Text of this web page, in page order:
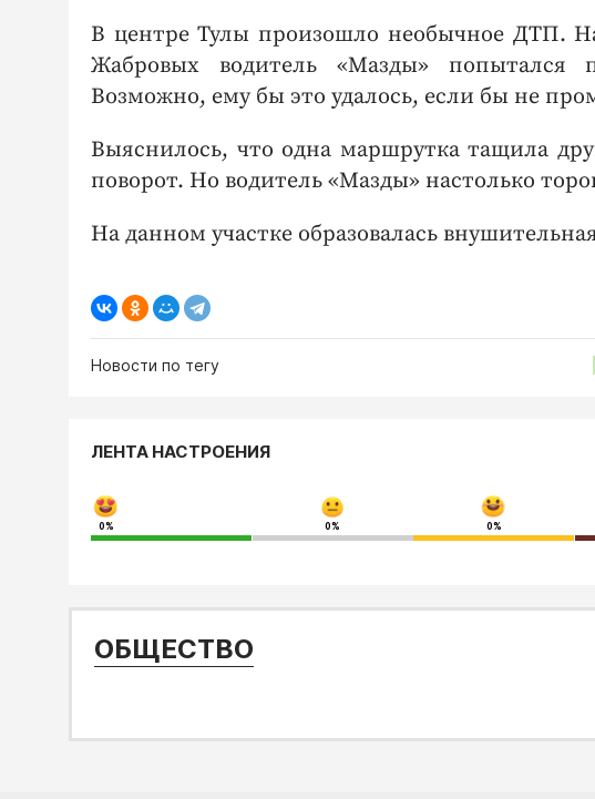
В центре Тулы произошло необычное ДТП.
Жабровых водитель «Мазды» попытался
Возможно, ему бы это удалось, если бы не
Выяснилось, что одна маршрутка тащила
поворот. Но водитель «Мазды» настолько
На данном участке образовалась
Новости по тегу
ЛЕНТА НАСТРОЕНИЯ
0% 0% 0%
ОБЩЕСТВО